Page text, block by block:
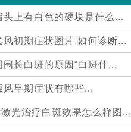
头上有白色的硬块是什么...
风初期症状图片,如何诊断...
围长白斑的原因“白斑什...
风早期症状有哪些...
光治疗白斑效果怎么样图...